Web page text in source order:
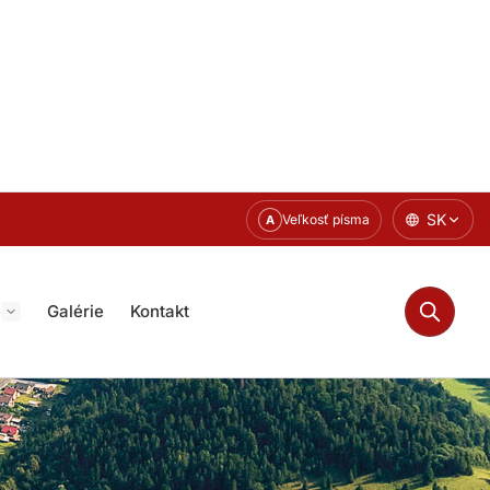
A Veľkosť písma SK
Galérie Kontakt